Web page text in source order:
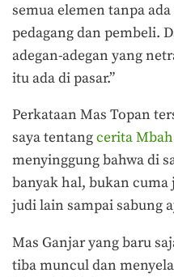
semua elemen tanpa
pedagang dan pembeli.
adegan-adegan yang
itu ada di pasar.”
Perkataan Mas Topan
saya tentangcerita
menyinggung bahwa di
banyak hal, bukan
judi lain sampai sabung
Mas Ganjar yang baru
tiba muncul dan